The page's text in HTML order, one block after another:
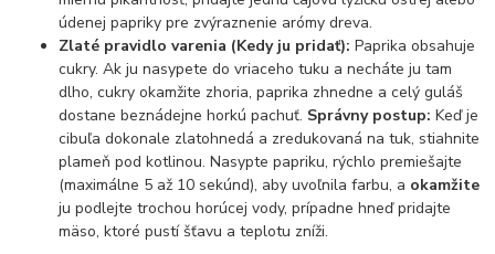
údenej papriky pre zvýraznenie arómy dreva.
Zlaté pravidlo varenia (Kedy ju pridať): Paprika obsahuje
cukry. Ak ju nasypete do vriaceho tuku a necháte ju tam
dlho, cukry okamžite zhoria, paprika zhnedne a celý guláš
dostane beznádejne horkú pachuť. Správny postup: Keď je
cibuľa dokonale zlatohnedá a zredukovaná na tuk, stiahnite
plameň pod kotlinou. Nasypte papriku, rýchlo premiešajte
(maximálne 5 až 10 sekúnd), aby uvoľnila farbu, a okamžite
ju podlejte trochou horúcej vody, prípadne hneď pridajte
mäso, ktoré pustí šťavu a teplotu zníži.